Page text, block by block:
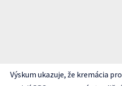
Výskum ukazuje, že kremácia